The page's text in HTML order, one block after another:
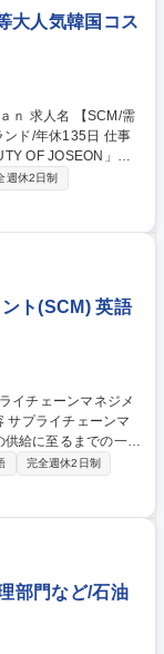
大人気韓国コス
需
/年休135日 仕事
OF JOSEON」「S
、韓国コスメブラン
関連部署との業務調
モール（Amazo
び在庫正確性の管理
よび在庫レポートの
定 等 募集職種
スメブランド/年休13
週休2日制
ト(SCM) 英語
給に至るまでの一連
推進いただく方を募
している物流会社と
入れ先/物流会社と
しい薬剤に関する問
交渉等もお任せする
完全週休2日制
部門など/石油